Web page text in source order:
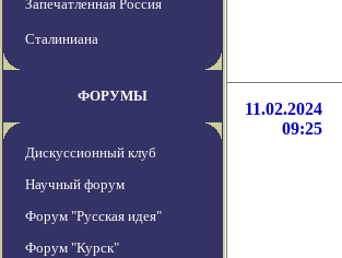
Запечатленная Россия
Сталиниана
ФОРУМЫ
Дискуссионный клуб
Научный форум
Форум "Русская идея"
Форум "Курск"
11.02.2024
09:25